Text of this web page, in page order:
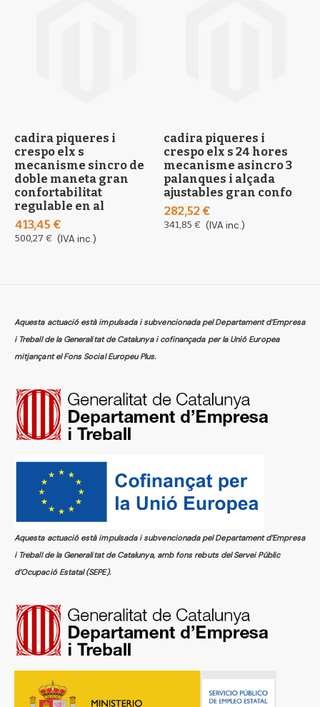
cadira piqueres i
crespo elx s
mecanisme sincro de
doble maneta gran
confortabilitat
regulable en al
413,45 €
500,27 € (IVA inc.)
cadira piqueres i
crespo elx s 24 hores
mecanisme asincro 3
palanques i alçada
ajustables gran confo
282,52 €
341,85 € (IVA inc.)
Aquesta actuació està impulsada i subvencionada pel Departament d’Empresa
i Treball de la Generalitat de Catalunya i cofinançada per la Unió Europea
mitjançant el Fons Social Europeu Plus.
Aquesta actuació està impulsada i subvencionada pel Departament d’Empresa
i Treball de la Generalitat de Catalunya, amb fons rebuts del Servei Públic
d’Ocupació Estatal (SEPE).